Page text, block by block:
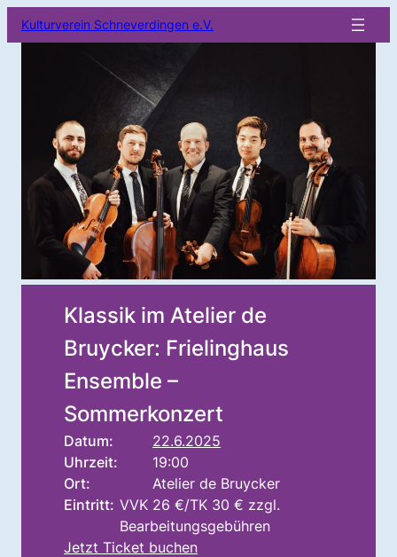
Kulturverein Schneverdingen e.V.
Klassik im Atelier de
Bruycker: Frielinghaus
Ensemble –
Sommerkonzert
Datum:
22.6.2025
Uhrzeit:
19:00
Ort:
Atelier de Bruycker
Eintritt: VVK 26 €/TK 30 € zzgl.
Bearbeitungsgebühren
Jetzt Ticket buchen